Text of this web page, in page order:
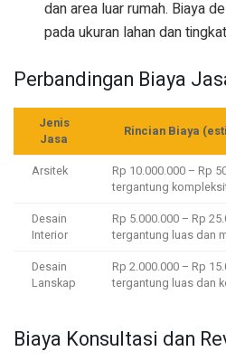
dan area luar rumah. Biaya
pada ukuran lahan dan
Perbandingan Biaya
Jenis
Jasa
Rincian Biaya
Arsitek
Rp 10.000.000 – Rp
tergantung
Desain
Interior
Rp 5.000.000 – Rp
tergantung luas dan
Desain
Lanskap
Rp 2.000.000 – Rp
tergantung luas dan
Biaya Konsultasi dan